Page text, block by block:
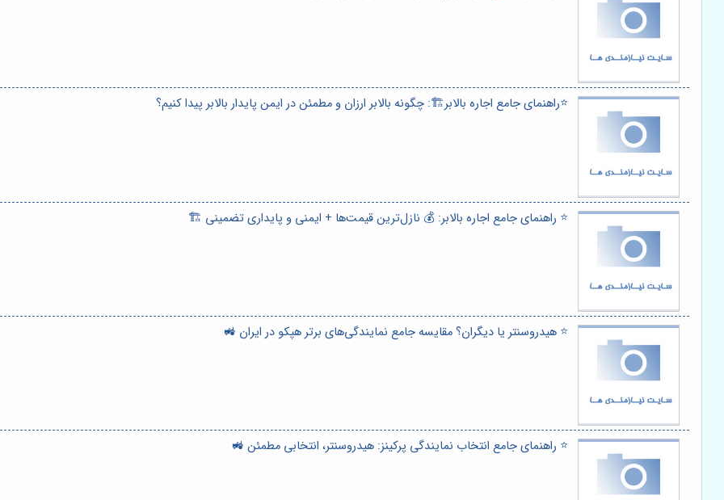
⭐️راهنمای جامع اجاره بالابر🏗️: چگونه بالابر ارزان و مطمئن در ایمن پایدار بالابر پیدا کنیم؟
⭐️ راهنمای جامع اجاره بالابر: 💰 نازل‌ترین قیمت‌ها + ایمنی و پایداری تضمینی 🏗️
⭐️ هیدروسنتر یا دیگران؟ مقایسه جامع نمایندگی‌های برتر هپکو در ایران 🚜
⭐️ راهنمای جامع انتخاب نمایندگی پرکینز: هیدروسنتر، انتخابی مطمئن 🚜